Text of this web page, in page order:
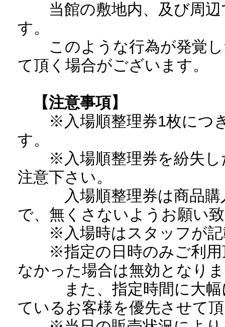
当館の敷地内、及び周辺
す。
このような行為が発覚し
て頂く場合がございます。
【注意事項】
※入場順整理券1枚につき
す。
※入場順整理券を紛失し
注意下さい。
入場順整理券は商品購入
で、無くさないようお願い
※入場時はスタッフが記
※指定の日時のみご利用
なかった場合は無効となり
また、指定時間に大幅に
ているお客様を優先させて